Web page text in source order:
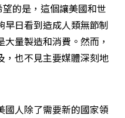
的是，這個讓美國和世
早日看到造成人類無節制
量製造和消費。然而，
，也不見主要媒體深刻地
國人除了需要新的國家領